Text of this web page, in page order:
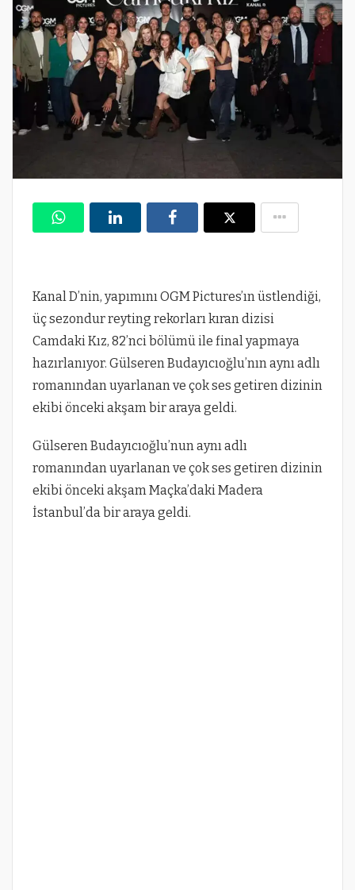
Kanal D’nin, yapımını OGM Pictures’ın üstlendiği,
üç sezondur reyting rekorları kıran dizisi
Camdaki Kız, 82’nci bölümü ile final yapmaya
hazırlanıyor. Gülseren Budayıcıoğlu’nın aynı adlı
romanından uyarlanan ve çok ses getiren dizinin
ekibi önceki akşam bir araya geldi.
Gülseren Budayıcıoğlu’nun aynı adlı
romanından uyarlanan ve çok ses getiren dizinin
ekibi önceki akşam Maçka’daki Madera
İstanbul’da bir araya geldi.